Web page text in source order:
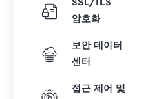
SSL/TLS
암호화
보안 데이터
센터
접근 제어 및